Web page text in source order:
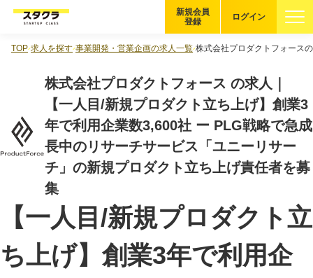
企業を探す
適性診断 無料・5分
スタクラが選ばれる理由
スタートアップ厳選の仕組み
登録者の転職・副業実績
ログイン
新規会員
登録
TOP 求人を探す 事業開発・営業企画の求人一覧 株式会社プロダクトフォース
株式会社プロダクトフォース の求人｜
【一人目/新規プロダクト立ち上げ】創業3
年で利用企業数3,600社 ー PLG戦略で急成
長中のリサーチサービス「ユニーリサー
チ」の新規プロダクト立ち上げ責任者を募
集
【一人目/新規プロダクト立
ち上げ】創業3年で利用企